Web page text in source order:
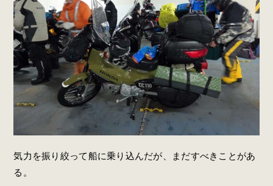
気力を振り絞って船に乗り込んだが、まだすべきことがあ
る。